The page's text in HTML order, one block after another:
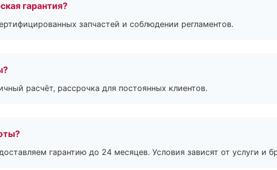
гарантия?
запчастей и соблюдении регламентов.
расчёт, рассрочка для постоянных клиентов.
гарантию до 24 месяцев. Условия зависят от услуги и